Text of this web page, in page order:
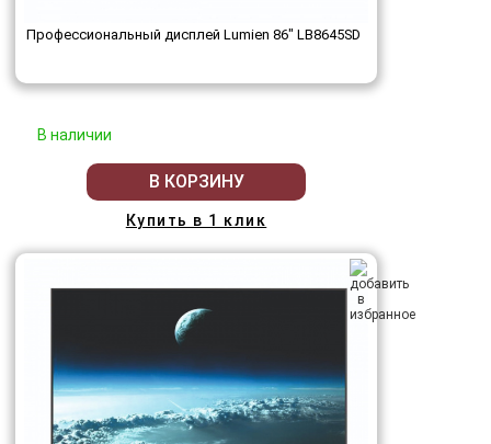
Профессиональный дисплей Lumien 86" LB8645SD
В наличии
В КОРЗИНУ
Купить в 1 клик